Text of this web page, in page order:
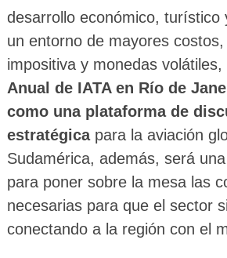
desarrollo económico, turístico
un entorno de mayores costos,
impositiva y monedas volátiles,
Anual de IATA en Río de
como una plataforma de
estratégicapara la aviación
Sudamérica, además, será
para poner sobre la mesa las
necesarias para que el sector
conectando a la región con el